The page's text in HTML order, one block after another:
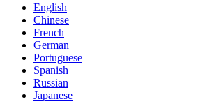
English
Chinese
French
German
Portuguese
Spanish
Russian
Japanese